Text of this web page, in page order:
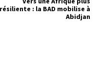
résiliente : la BAD mobilise à
Abidjan